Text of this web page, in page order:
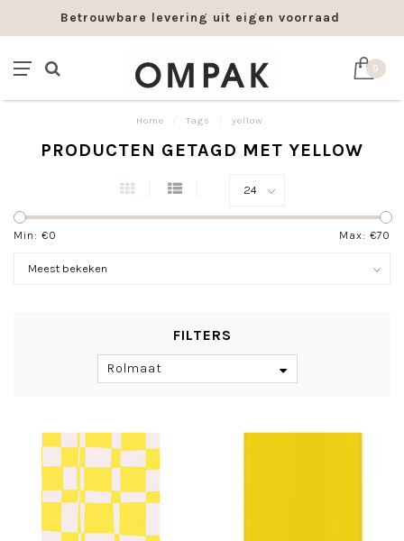
Betrouwbare levering uit eigen voorraad
0
Home Tags yellow
PRODUCTEN GETAGD MET YELLOW
Min: €0 Max: €70
FILTERS
Rolmaat